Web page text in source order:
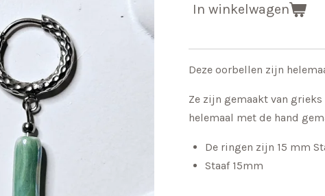
In winkelwagen
Deze oorbellen zijn
Ze zijn gemaakt van
helemaal met de hand
De ringen zijn 15 mm
Staaf 15mm